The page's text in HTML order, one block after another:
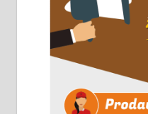
Чистим све
061/32-13-445